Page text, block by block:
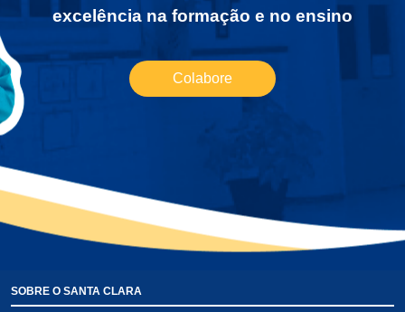
excelência na formação e no ensino
Colabore
SOBRE O SANTA CLARA